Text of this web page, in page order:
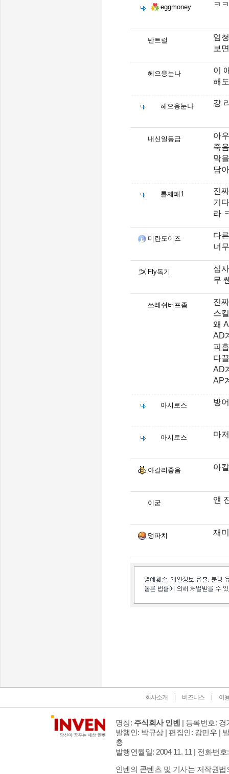
eggmoney ㅋ
반트럴
엄
보
헤으응눈나
이
해
헤으응눈나 걍
내신일등급
아
죽
막
담
롤제패1
진
기
라
미란도이즈
다
너
Fly독기
십
무
쓰레쉬버프좀
진
스
왜
AD
피
다
AD
AP
아시로스 방
아시로스 마
아칼리좋음 아
이굳 얜
멍파치 재
회사소개 비즈니스 이
명칭: 주식회사 인벤 | 등록번호: 경
발행인: 박규상 | 편집인: 강민우 |
층
발행연월일: 2004 11. 11 | 전화번호
인벤의 콘텐츠 및 기사는 저작권